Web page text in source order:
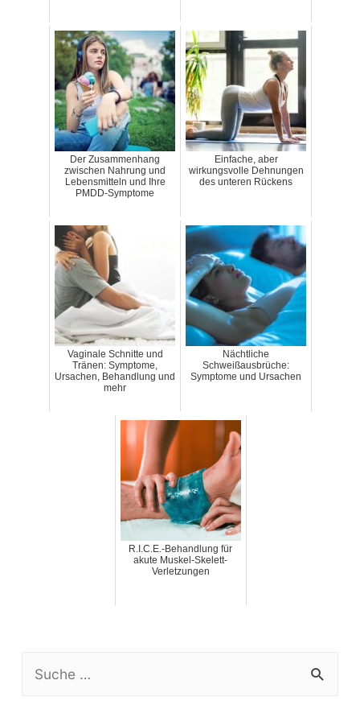
Der Zusammenhang
zwischen Nahrung und
Lebensmitteln und Ihre
PMDD-Symptome
Einfache, aber
wirkungsvolle Dehnungen
des unteren Rückens
Vaginale Schnitte und
Tränen: Symptome,
Ursachen, Behandlung und
mehr
Nächtliche
Schweißausbrüche:
Symptome und Ursachen
R.I.C.E.-Behandlung für
akute Muskel-Skelett-
Verletzungen